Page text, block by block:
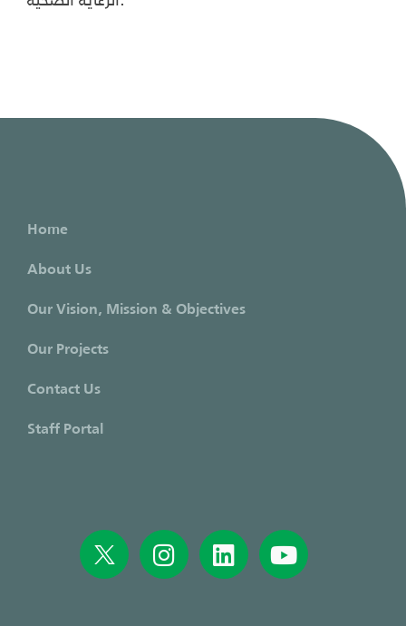
Home
About Us
Our Vision, Mission & Objectives
Our Projects
Contact Us
Staff Portal